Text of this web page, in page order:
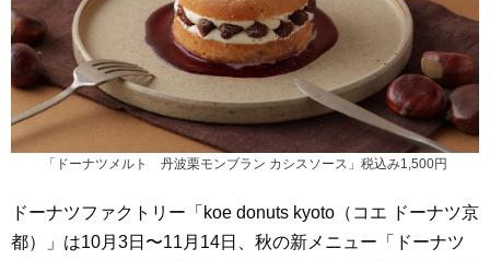
「ドーナツメルト 丹波栗モンブラン カシスソース」税込み1,500円
ドーナツファクトリー「koe donuts kyoto（コエ ドーナツ京
都）」は10月3日〜11月14日、秋の新メニュー「ドーナツ